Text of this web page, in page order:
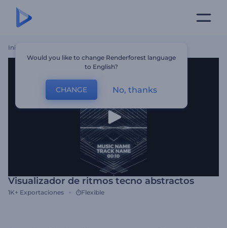
Inicio
Visualizador de ritmos tecno abstractos
1K+ Exportaciones Flexible
Would you like to change Renderforest language
to English?
CHANGE No, thanks